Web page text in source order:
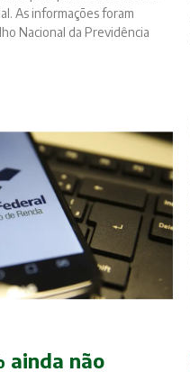
As informações foram
Nacional da Previdência
ainda não